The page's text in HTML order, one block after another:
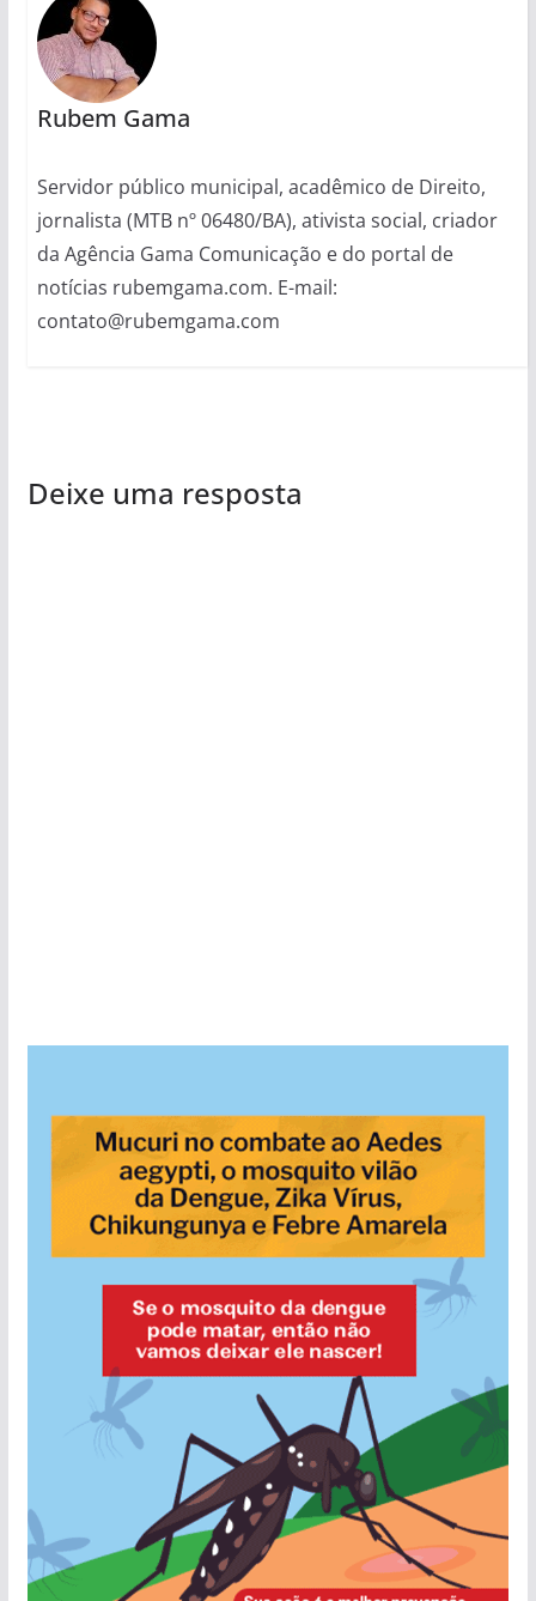
Rubem Gama
Servidor público municipal, acadêmico de Direito,
jornalista (MTB nº 06480/BA), ativista social, criador
da Agência Gama Comunicação e do portal de
notícias rubemgama.com. E-mail:
contato@rubemgama.com
Deixe uma resposta